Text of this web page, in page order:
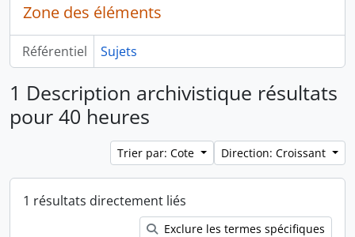
Zone des éléments
Référentiel Sujets
1 Description archivistique résultats
pour 40 heures
Trier par: Cote Direction: Croissant
1 résultats directement liés
Exclure les termes spécifiques